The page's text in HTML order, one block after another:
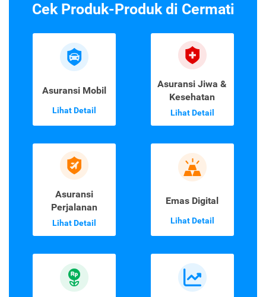
Cek Produk-Produk di Cermati
Asuransi Mobil
Lihat Detail
Asuransi Jiwa &
Kesehatan
Lihat Detail
Asuransi
Perjalanan
Lihat Detail
Emas Digital
Lihat Detail